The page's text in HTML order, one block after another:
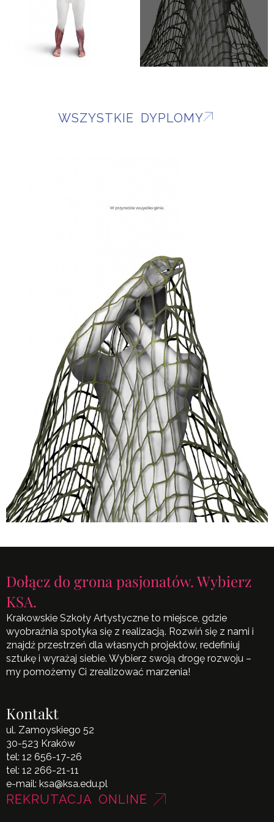
WSZYSTKIE DYPLOMY
Dołącz do grona pasjonatów. Wybierz
KSA.
Krakowskie Szkoły Artystyczne to miejsce, gdzie
wyobraźnia spotyka się z realizacją. Rozwiń się z nami i
znajdź przestrzeń dla własnych projektów, redefiniuj
sztukę i wyrażaj siebie. Wybierz swoją drogę rozwoju –
my pomożemy Ci zrealizować marzenia!
Kontakt
ul. Zamoyskiego 52
30-523 Kraków
tel: 12 656-17-26
tel: 12 266-21-11
e-mail: ksa@ksa.edu.pl
REKRUTACJA ONLINE